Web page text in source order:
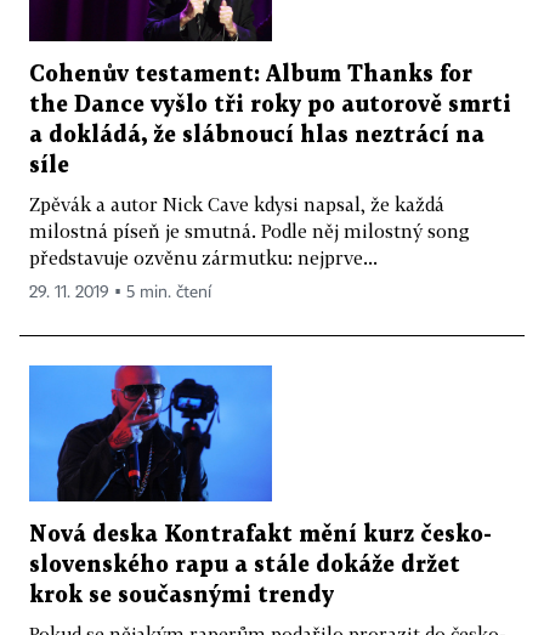
Cohenův testament: Album Thanks for
the Dance vyšlo tři roky po autorově smrti
a dokládá, že slábnoucí hlas neztrácí na
síle
Zpěvák a autor Nick Cave kdysi napsal, že každá
milostná píseň je smutná. Podle něj milostný song
představuje ozvěnu zármutku: nejprve...
29. 11. 2019 ▪ 5 min. čtení
Nová deska Kontrafakt mění kurz česko-
slovenského rapu a stále dokáže držet
krok se současnými trendy